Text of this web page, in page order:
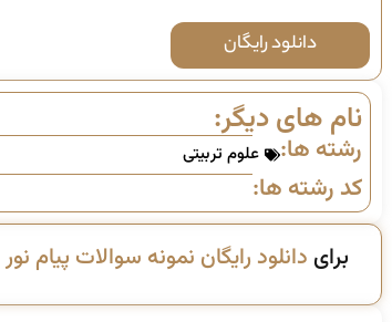
دانلود رایگان
نام های دیگر:
رشته ها: علوم تربیتی
کد رشته ها:
برای دانلود رایگان نمونه سوالات پیام نور